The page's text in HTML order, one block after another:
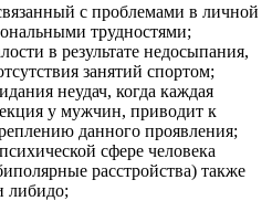
с проблемами в личной
трудностями;
в результате недосыпания,
занятий спортом;
неудач, когда каждая
у мужчин, приводит к
данного проявления;
сфере человека
расстройства) также
либидо;